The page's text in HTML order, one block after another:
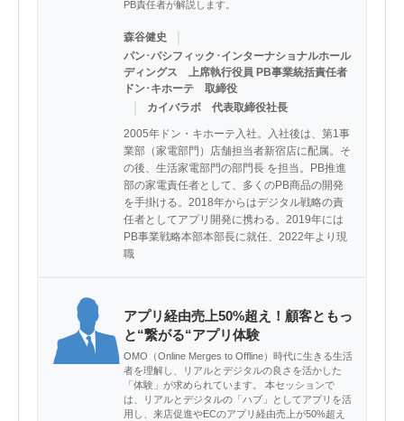
PB責任者が解説します。
森谷健史
パン･パシフィック･インターナショナルホール
ディングス 上席執行役員 PB事業統括責任者
ドン･キホーテ 取締役
カイバラボ 代表取締役社長
2005年ドン・キホーテ入社。入社後は、第1事
業部（家電部門）店舗担当者新宿店に配属。そ
の後、生活家電部門の部門長 を担当。PB推進
部の家電責任者として、多くのPB商品の開発
を手掛ける。2018年からはデジタル戦略の責
任者としてアプリ開発に携わる。2019年には
PB事業戦略本部本部長に就任、2022年より現
職
アプリ経由売上50%超え！顧客ともっ
と“繋がる“アプリ体験
OMO（Online Merges to Offline）時代に生きる生活
者を理解し、リアルとデジタルの良さを活かした
「体験」が求められています。 本セッションで
は、リアルとデジタルの「ハブ」としてアプリを活
用し、来店促進やECのアプリ経由売上が50%超え